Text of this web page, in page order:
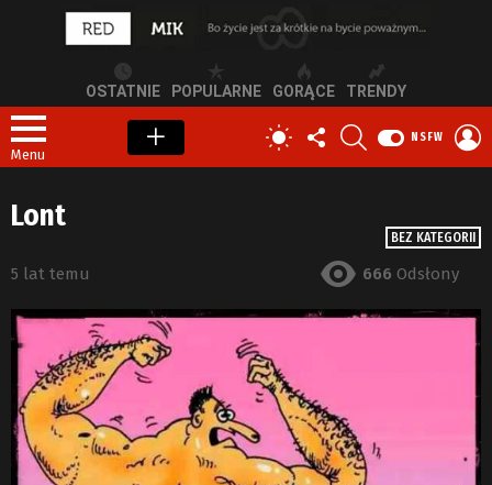
OSTATNIE POPULARNE GORĄCE TRENDY
Menu
PRZEŁĄCZ
SKÓRKĘ
OBSERWUJ
NAS
NSFW
BEZ KATEGORII
Lont
5 lat temu 666 Odsłony